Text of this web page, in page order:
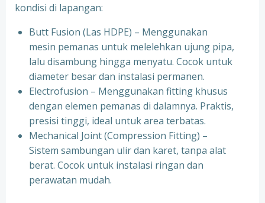
kondisi di lapangan:
Butt Fusion (Las HDPE) – Menggunakan
mesin pemanas untuk melelehkan ujung pipa,
lalu disambung hingga menyatu. Cocok untuk
diameter besar dan instalasi permanen.
Electrofusion – Menggunakan fitting khusus
dengan elemen pemanas di dalamnya. Praktis,
presisi tinggi, ideal untuk area terbatas.
Mechanical Joint (Compression Fitting) –
Sistem sambungan ulir dan karet, tanpa alat
berat. Cocok untuk instalasi ringan dan
perawatan mudah.